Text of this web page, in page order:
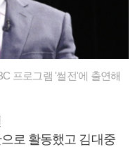
프로그램 '썰전'에 출연해
로 활동했고 김대중